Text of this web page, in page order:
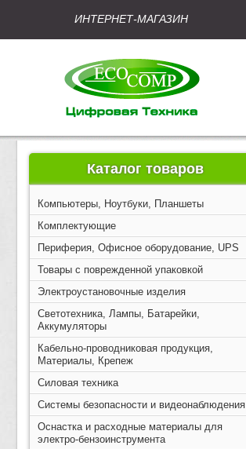
ИНТЕРНЕТ-МАГАЗИН
Каталог товаров
Компьютеры, Ноутбуки, Планшеты
Комплектующие
Периферия, Офисное оборудование, UPS
Товары с поврежденной упаковкой
Электроустановочные изделия
Светотехника, Лампы, Батарейки,
Аккумуляторы
Кабельно-проводниковая продукция,
Материалы, Крепеж
Силовая техника
Системы безопасности и видеонаблюдения
Оснастка и расходные материалы для
электро-бензоинструмента